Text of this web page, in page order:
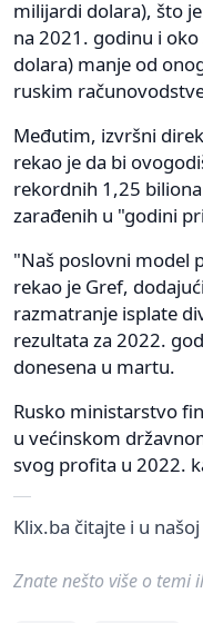
milijardi dolara), što
na 2021. godinu i
dolara) manje od
ruskim
Međutim, izvršni
rekao je da bi
rekordnih 1,25
zarađenih u "godini
"Naš poslovni model
rekao je Gref,
razmatranje isplate
rezultata za 2022.
donesena u martu.
Rusko ministarstvo
u većinskom
svog profita u 2022.
Klix.ba čitajte i u
Znate nešto više o temi